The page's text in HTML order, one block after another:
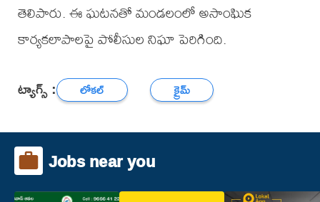
తెలిపారు. ఈ ఘటనతో మండలంలో అసాంఘిక
కార్యకలాపాలపై పోలీసుల నిఘా పెరిగింది.
ట్యాగ్స్ : లోకల్ క్రైమ్
Jobs near you